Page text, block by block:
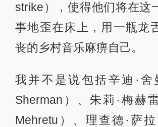
strike），使得他们将在这
事地歪在床上，用一瓶龙
丧的乡村音乐麻痹自己。
我并不是说包括辛迪·舍
Sherman）、朱莉·梅赫
Mehretu）、理查德·萨